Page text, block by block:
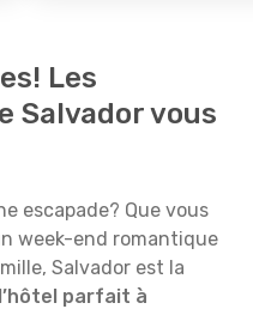
Les
Salvador vous
escapade? Que vous
week-end romantique
Salvador est la
parfait à